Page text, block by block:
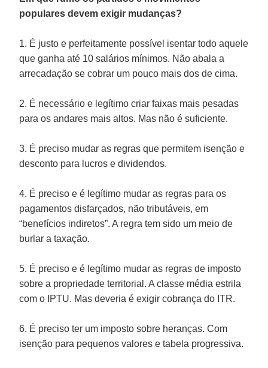
populares devem exigir mudanças?
1. É justo e perfeitamente possível isentar todo aquele
que ganha até 10 salários mínimos. Não abala a
arrecadação se cobrar um pouco mais dos de cima.
2. É necessário e legítimo criar faixas mais pesadas
para os andares mais altos. Mas não é suficiente.
3. É preciso mudar as regras que permitem isenção e
desconto para lucros e dividendos.
4. É preciso e é legítimo mudar as regras para os
pagamentos disfarçados, não tributáveis, em
“benefícios indiretos”. A regra tem sido um meio de
burlar a taxação.
5. É preciso e é legítimo mudar as regras de imposto
sobre a propriedade territorial. A classe média estrila
com o IPTU. Mas deveria é exigir cobrança do ITR.
6. É preciso ter um imposto sobre heranças. Com
isenção para pequenos valores e tabela progressiva.